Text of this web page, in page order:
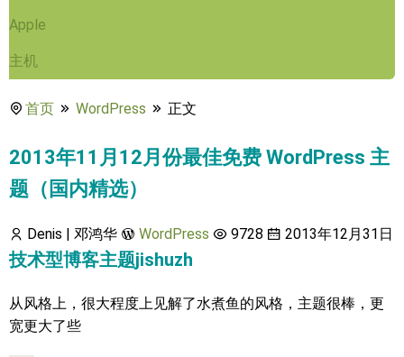
Apple
主机
首页 WordPress 正文
2013年11月12月份最佳免费 WordPress 主
题（国内精选）
Denis | 邓鸿华 WordPress 9728 2013年12月31日
技术型博客主题jishuzh
从风格上，很大程度上见解了水煮鱼的风格，主题很棒，更
宽更大了些